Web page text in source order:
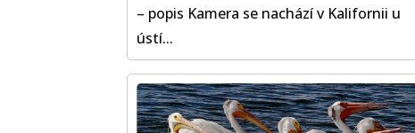
– popis Kamera se nachází v Kalifornii u
ústí...